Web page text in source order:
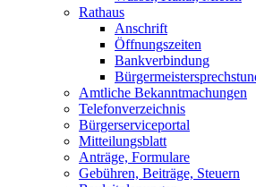
Rathaus
Anschrift
Öffnungszeiten
Bankverbindung
Amtliche Bekanntmachungen
Telefonverzeichnis
Bürgerserviceportal
Mitteilungsblatt
Anträge, Formulare
Gebühren, Beiträge, Steuern